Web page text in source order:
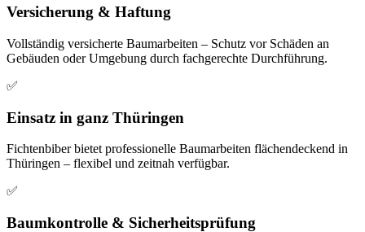
Versicherung & Haftung
Vollständig versicherte Baumarbeiten – Schutz vor Schäden an
Gebäuden oder Umgebung durch fachgerechte Durchführung.
✅
Einsatz in ganz Thüringen
Fichtenbiber bietet professionelle Baumarbeiten flächendeckend in
Thüringen – flexibel und zeitnah verfügbar.
✅
Baumkontrolle & Sicherheitsprüfung